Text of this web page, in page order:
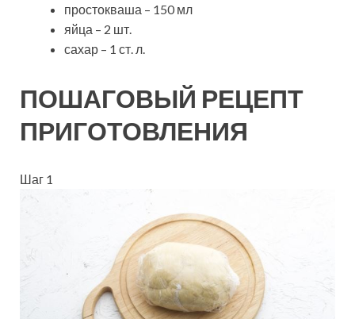
простокваша – 150 мл
яйца – 2 шт.
сахар – 1 ст. л.
ПОШАГОВЫЙ РЕЦЕПТ
ПРИГОТОВЛЕНИЯ
Шаг 1